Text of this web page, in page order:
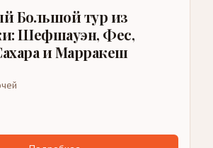
Большой тур из
Шефшауэн, Фес,
и Марракеш